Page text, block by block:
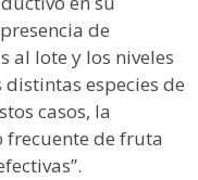
de
al lote y los niveles
especies de
casos, la
frecuente de fruta